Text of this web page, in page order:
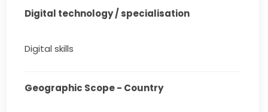
Digital technology / specialisation
Digital skills
Geographic Scope - Country